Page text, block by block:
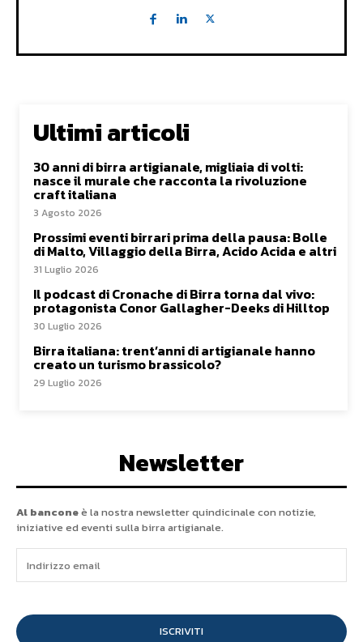
Ultimi articoli
30 anni di birra artigianale, migliaia di volti:
nasce il murale che racconta la rivoluzione
craft italiana
3 Agosto 2026
Prossimi eventi birrari prima della pausa: Bolle
di Malto, Villaggio della Birra, Acido Acida e altri
31 Luglio 2026
Il podcast di Cronache di Birra torna dal vivo:
protagonista Conor Gallagher-Deeks di Hilltop
30 Luglio 2026
Birra italiana: trent’anni di artigianale hanno
creato un turismo brassicolo?
29 Luglio 2026
Newsletter
Al banconeè la nostra newsletter quindicinale con notizie,
iniziative ed eventi sulla birra artigianale.
ISCRIVITI